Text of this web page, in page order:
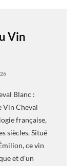
Vin
Blanc :
Vin Cheval
française,
siècles. Situé
ce vin
et d’un